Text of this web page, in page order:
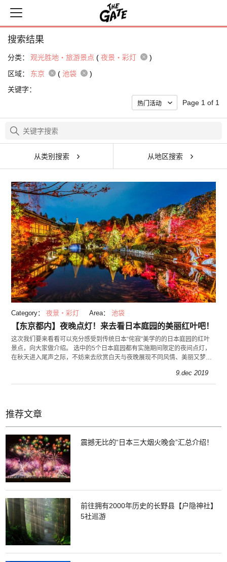
搜索结果
分类： 观光胜地・旅游景点 ( 夜景・彩灯
)
区域：
东京 ( 池袋
)
关键字：
Page 1 of 1
从类别搜索 从地区搜索
Category： 夜景・彩灯 Area： 池袋
【东京都内】夜晚点灯！来去看日本庭园的美丽红叶吧！
这次我们要来看看可以充分感受到传统日本“侘寂”美学的的日本庭园的红叶
景点，向大家做介绍。 选中的5个日本庭园都有实施期间限定的夜间点灯，
在秋天进入尾声之际，不妨来去欣赏白天与夜晚展现不同风情、美丽又梦幻
9.dec 2019
推荐文章
震撼无比的“日本三大烟火晚会”汇总介绍！
前往拥有2000年历史的长野县【户隐神社】
5社巡游